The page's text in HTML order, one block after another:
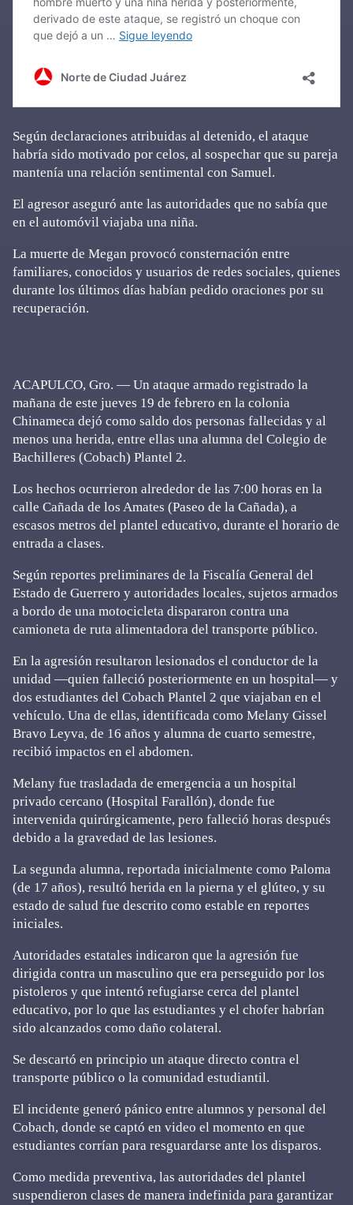
Según declaraciones atribuidas al detenido, el ataque
habría sido motivado por celos, al sospechar que su pareja
mantenía una relación sentimental con Samuel.
El agresor aseguró ante las autoridades que no sabía que
en el automóvil viajaba una niña.
La muerte de Megan provocó consternación entre
familiares, conocidos y usuarios de redes sociales, quienes
durante los últimos días habían pedido oraciones por su
recuperación.
ACAPULCO, Gro. — Un ataque armado registrado la
mañana de este jueves 19 de febrero en la colonia
Chinameca dejó como saldo dos personas fallecidas y al
menos una herida, entre ellas una alumna del Colegio de
Bachilleres (Cobach) Plantel 2.
Los hechos ocurrieron alrededor de las 7:00 horas en la
calle Cañada de los Amates (Paseo de la Cañada), a
escasos metros del plantel educativo, durante el horario de
entrada a clases.
Según reportes preliminares de la Fiscalía General del
Estado de Guerrero y autoridades locales, sujetos armados
a bordo de una motocicleta dispararon contra una
camioneta de ruta alimentadora del transporte público.
En la agresión resultaron lesionados el conductor de la
unidad —quien falleció posteriormente en un hospital— y
dos estudiantes del Cobach Plantel 2 que viajaban en el
vehículo. Una de ellas, identificada como Melany Gissel
Bravo Leyva, de 16 años y alumna de cuarto semestre,
recibió impactos en el abdomen.
Melany fue trasladada de emergencia a un hospital
privado cercano (Hospital Farallón), donde fue
intervenida quirúrgicamente, pero falleció horas después
debido a la gravedad de las lesiones.
La segunda alumna, reportada inicialmente como Paloma
(de 17 años), resultó herida en la pierna y el glúteo, y su
estado de salud fue descrito como estable en reportes
iniciales.
Autoridades estatales indicaron que la agresión fue
dirigida contra un masculino que era perseguido por los
pistoleros y que intentó refugiarse cerca del plantel
educativo, por lo que las estudiantes y el chofer habrían
sido alcanzados como daño colateral.
Se descartó en principio un ataque directo contra el
transporte público o la comunidad estudiantil.
El incidente generó pánico entre alumnos y personal del
Cobach, donde se captó en video el momento en que
estudiantes corrían para resguardarse ante los disparos.
Como medida preventiva, las autoridades del plantel
suspendieron clases de manera indefinida para garantizar